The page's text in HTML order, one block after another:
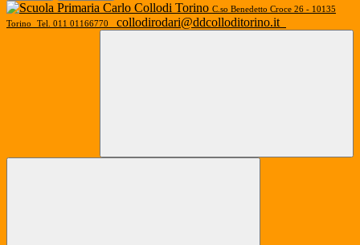
C.so Benedetto Croce 26 - 10135
Torino
Tel. 011 01166770 collodirodari@ddcolloditorino.it